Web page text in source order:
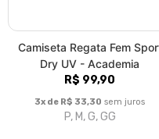
Camiseta Regata Fem
Dry UV - Academia
R$ 99,90
3x de R$ 33,30 sem juros
P, M, G, GG